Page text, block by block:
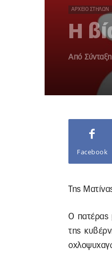
ΑΡΧΕΊΟ ΣΤΗΛΏΝ
Η
Από Σύνταξη
Facebook
Της
Ο πατέρας
της